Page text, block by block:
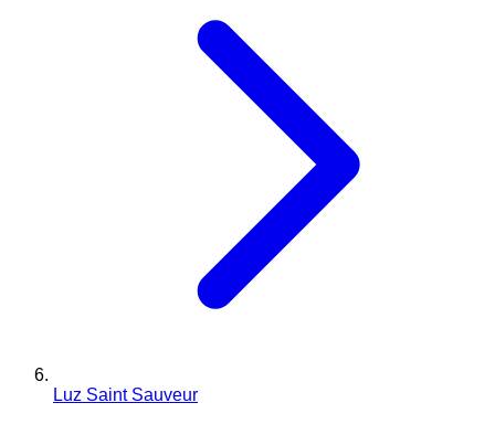
Luz Saint Sauveur